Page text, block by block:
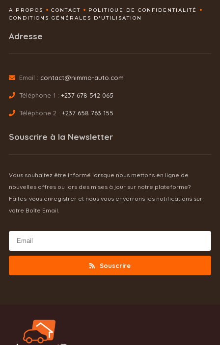
A PROPOS CONTACT
POLITIQUE DE CONFIDENTIALITÉ
CONDITIONS GÉNÉRALES D'UTILISATION
Adresse
Email : contact@nimmo-auto.com
Téléphone 1 : +237 678 542 065
Téléphone 2 : +237 658 763 155
Souscrire à la Newsletter
Vous souhaitez être informé lorsque nous mettons en ligne de
nouvelles offres ou lors des mises à jour sur notre plateforme?
Faites-vous enregistrer et nous vous enverrons les notifications sur
votre Boîte Email.
Souscrire